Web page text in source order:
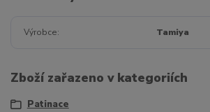
Výrobce Tamiya
Zboží zařazeno v kategoriích
Patinace